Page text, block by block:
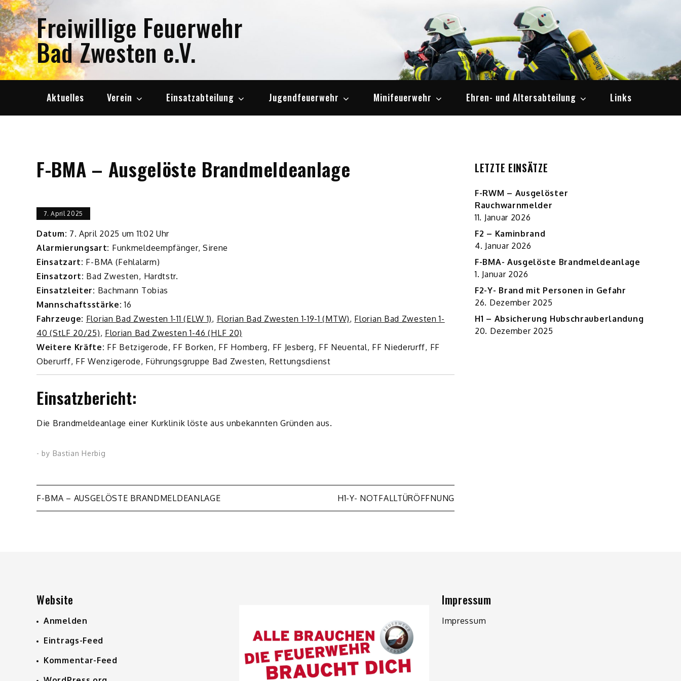
Skip
to
content Freiwillige Feuerwehr
Bad Zwesten e.V.
Aktuelles Verein Einsatzabteilung Jugendfeuerwehr Minifeuerwehr Ehren- und Altersabteilung Links
F-BMA – Ausgelöste Brandmeldeanlage
7. April 2025
Datum: 7. April 2025 um 11:02 Uhr
Alarmierungsart: Funkmeldeempfänger, Sirene
Einsatzart: F-BMA (Fehlalarm)
Einsatzort: Bad Zwesten, Hardtstr.
Einsatzleiter: Bachmann Tobias
Mannschaftsstärke: 16
Fahrzeuge: Florian Bad Zwesten 1-11 (ELW 1), Florian Bad Zwesten 1-19-1 (MTW), Florian Bad Zwesten 1-
40 (StLF 20/25), Florian Bad Zwesten 1-46 (HLF 20)
Weitere Kräfte: FF Betzigerode, FF Borken, FF Homberg, FF Jesberg, FF Neuental, FF Niederurff, FF
Oberurff, FF Wenzigerode, Führungsgruppe Bad Zwesten, Rettungsdienst
Einsatzbericht:
Die Brandmeldeanlage einer Kurklinik löste aus unbekannten Gründen aus.
- by Bastian Herbig
Beitragsnavigation
F-BMA – AUSGELÖSTE BRANDMELDEANLAGE H1-Y- NOTFALLTÜRÖFFNUNG
LETZTE EINSÄTZE
F-RWM – Ausgelöster
Rauchwarnmelder
11. Januar 2026
F2 – Kaminbrand
4. Januar 2026
F-BMA- Ausgelöste Brandmeldeanlage
1. Januar 2026
F2-Y- Brand mit Personen in Gefahr
26. Dezember 2025
H1 – Absicherung Hubschrauberlandung
20. Dezember 2025
Website
Anmelden
Eintrags-Feed
Kommentar-Feed
Impressum
Impressum